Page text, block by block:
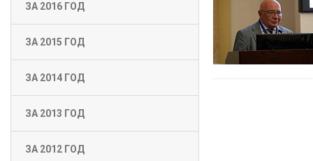
ЗА 2016 ГОД
ЗА 2015 ГОД
ЗА 2014 ГОД
ЗА 2013 ГОД
ЗА 2012 ГОД